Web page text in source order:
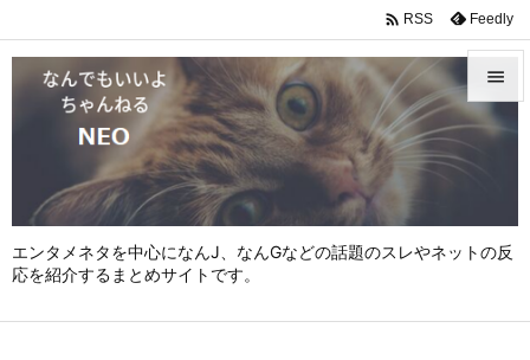
エンタメネタを中心になんJ、なんGなどの話題のスレやネットの反
応を紹介するまとめサイトです。



 RSS Feedly